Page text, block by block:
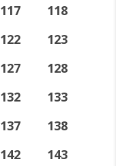
117
118
122
123
127
128
132
133
137
138
142
143